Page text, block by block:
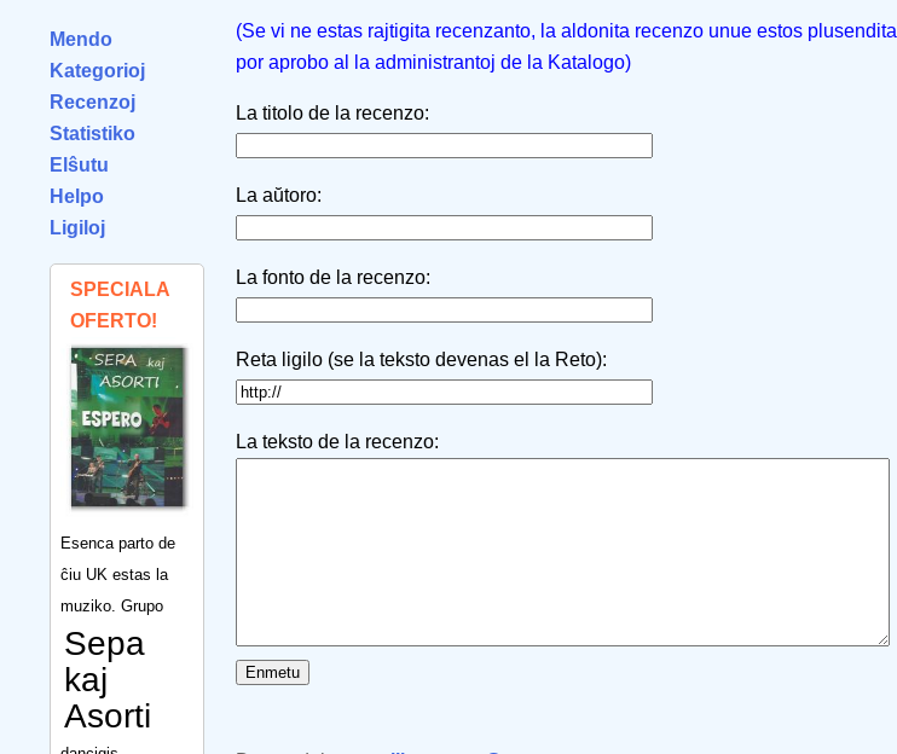
Mendo
Kategorioj
Recenzoj
Statistiko
Elŝutu
Helpo
Ligiloj
SPECIALA
OFERTO!
Esenca parto de
ĉiu UK estas la
muziko. Grupo
Sepa
kaj
Asorti
(Se vi ne estas rajtigita recenzanto, la aldonita recenzo unue estos plusendita
por aprobo al la administrantoj de la Katalogo)
La titolo de la recenzo:
La aŭtoro:
La fonto de la recenzo:
Reta ligilo (se la teksto devenas el la Reto):
La teksto de la recenzo: